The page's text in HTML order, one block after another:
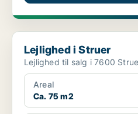
Lejlighed i Struer
Lejlighed i Struer
Lejlighed til salg i 7600
Areal
Ca. 75 m2